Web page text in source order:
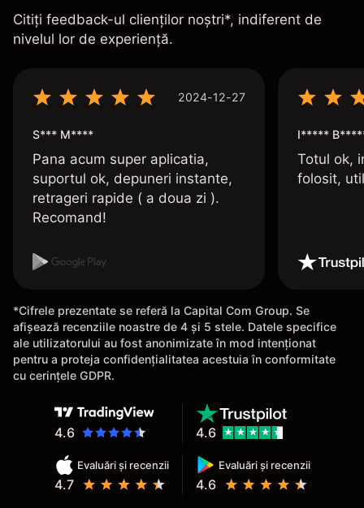
Citiți feedback-ul clienților noștri*, indiferent de
nivelul lor de experiență.
2024-12-27
S*** M****
Pana acum super aplicatia,
suportul ok, depuneri instante,
retrageri rapide ( a doua zi ).
Recomand!
I*****
Totul ok,
folosit,
*Cifrele prezentate se referă la Capital Com Group. Se
afișează recenziile noastre de 4 și 5 stele. Datele specifice
ale utilizatorului au fost anonimizate în mod intenționat
pentru a proteja confidențialitatea acestuia în conformitate
cu cerințele GDPR.
4.6
Evaluări și recenzii
4.7
Evaluări și recenzii
4.6
4.6